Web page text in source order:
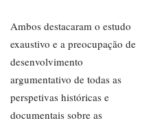
Ambos destacaram o estudo
exaustivo e a preocupação de
desenvolvimento
argumentativo de todas as
perspetivas históricas e
documentais sobre as